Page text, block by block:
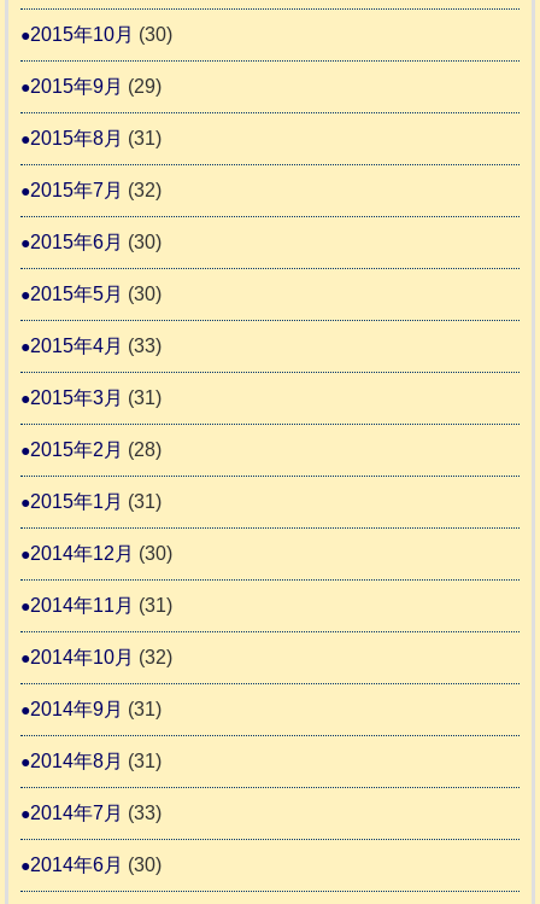
2015年10月 (30)
2015年9月 (29)
2015年8月 (31)
2015年7月 (32)
2015年6月 (30)
2015年5月 (30)
2015年4月 (33)
2015年3月 (31)
2015年2月 (28)
2015年1月 (31)
2014年12月 (30)
2014年11月 (31)
2014年10月 (32)
2014年9月 (31)
2014年8月 (31)
2014年7月 (33)
2014年6月 (30)